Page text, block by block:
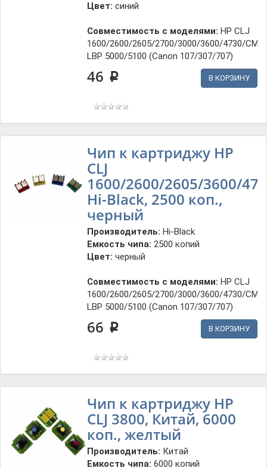
Цвет: синий
Совместимость с моделями: HP CLJ
1600/2600/2605/2700/3000/3600/4730/
LBP 5000/5100 (Canon 107/307/707)
46 p В КОРЗИНУ
Чип к картриджу HP
CLJ
1600/2600/2605/3600/
Hi-Black, 2500 коп.,
черный
Производитель: Hi-Black
Емкость чипа: 2500 копий
Цвет: черный
Совместимость с моделями: HP CLJ
1600/2600/2605/2700/3000/3600/4730/
LBP 5000/5100 (Canon 107/307/707)
66 p В КОРЗИНУ
Чип к картриджу HP
CLJ 3800, Китай, 6000
коп., желтый
Производитель: Китай
Емкость чипа: 6000 копий